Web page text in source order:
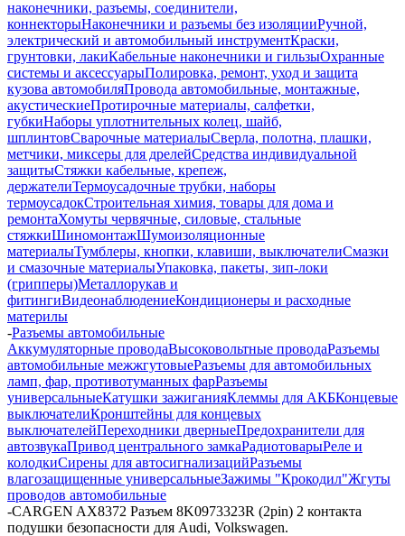
наконечники, разъемы, соединители,
коннекторыНаконечники и разъемы без изоляцииРучной,
электрический и автомобильный инструментКраски,
грунтовки, лакиКабельные наконечники и гильзыОхранные
системы и аксессуарыПолировка, ремонт, уход и защита
кузова автомобиляПровода автомобильные, монтажные,
акустическиеПротирочные материалы, салфетки,
губкиНаборы уплотнительных колец, шайб,
шплинтовСварочные материалыСверла, полотна, плашки,
метчики, миксеры для дрелейСредства индивидуальной
защитыСтяжки кабельные, крепеж,
держателиТермоусадочные трубки, наборы
термоусадокСтроительная химия, товары для дома и
ремонтаХомуты червячные, силовые, стальные
стяжкиШиномонтажШумоизоляционные
материалыТумблеры, кнопки, клавиши, выключателиСмазки
и смазочные материалыУпаковка, пакеты, зип-локи
(грипперы)Металлорукав и
фитингиВидеонаблюдениеКондиционеры и расходные
материлы
-Разъемы автомобильные
Аккумуляторные проводаВысоковольтные проводаРазъемы
автомобильные межжгутовыеРазъемы для автомобильных
ламп, фар, противотуманных фарРазъемы
универсальныеКатушки зажиганияКлеммы для АКБКонцевые
выключателиКронштейны для концевых
выключателейПереходники дверныеПредохранители для
автозвукаПривод центрального замкаРадиотоварыРеле и
колодкиСирены для автосигнализацийРазъемы
влагозащищенные универсальныеЗажимы "Крокодил"Жгуты
проводов автомобильные
-CARGEN AX8372 Разъем 8K0973323R (2pin) 2 контакта
подушки безопасности для Audi, Volkswagen.